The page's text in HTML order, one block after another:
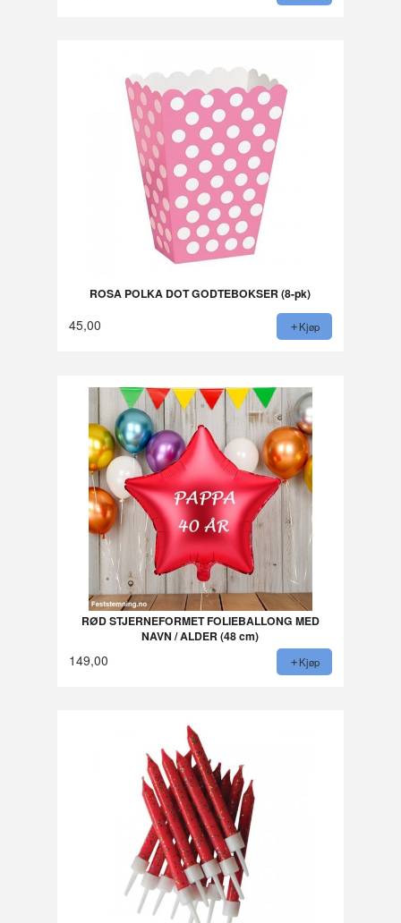
ROSA POLKA DOT GODTEBOKSER (8-pk)
45,00 Kjøp
RØD STJERNEFORMET FOLIEBALLONG MED
NAVN / ALDER (48 cm)
149,00 Kjøp